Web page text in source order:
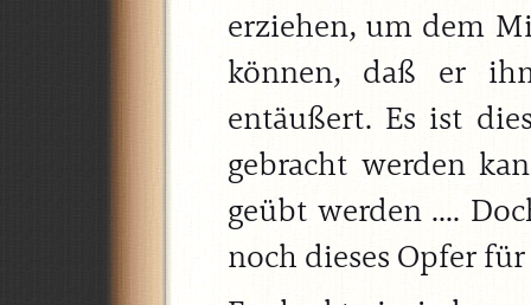
erziehen, um dem
können, daß er
entäußert. Es ist
gebracht werden
geübt werden ....
noch dieses Opfer